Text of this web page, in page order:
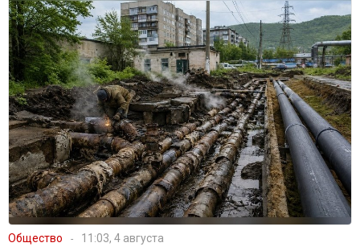
Общество 11:03, 4 августа